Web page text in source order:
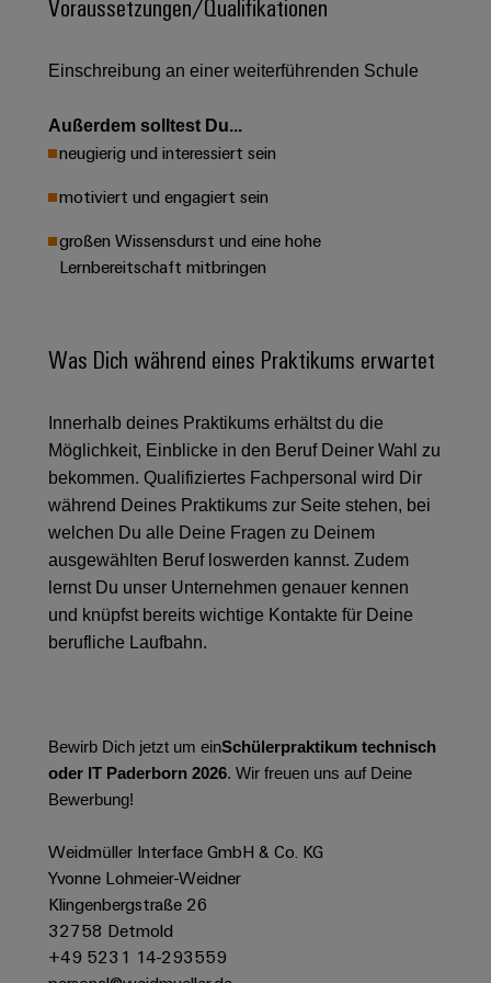
Verbindungslösungen
Energieerzeugung
Zukunftssicherheit
bewährte
Maschinenbau
der
Fabrikautomation
Öl
&
Gas
Sicherer
Betrieb
mit
vernetzten
Lösungen
Photovoltaik
Mehr
Ressourceneffizienz
durch
Schaltschrankbau
Lösungen
für
die
Herausforderungen
im
Systeme
Lösungen
Dezentrale
Automatisierung
Energiemanagement-
Lösungen
IIoT
Software
Industrial
Analytics
Industrial
Automation
Industrial
IoT
Industrial
Service
Platform
easyConnect
EZA-
Regler
Gerätehersteller
Blitz-
Überspannungsschutz
PV
Generatoranschlusskasten
Feldbusverteiler
&
Steuerungen
I/O-
Systeme
Industrial
Ethernet
Touch-
und
Visualisierungstools
Energiemessung
und
Smart
Metering
Weidmüller
Industrial
Technischer
Umweltbezogene
Engineering
Daten
Technische
Produktkataloge
Ersatzteile
Trainings
und
Webinare
PSIRT
Digitale
Bestellmöglichkeiten
Schnittstelle
EDI-
Schnittstelle
ALLE
SERVICES
Partner
IIoT
and
Netzwerk
IIoT
and
Automation
Solution
Partner
finden
Solution
Partner
Messen
&
Globale
Messen
&
Events
Ausbildungs-
Studienplätze
Veranstaltungen
Aktuelle
für
Stellenbörse
Chancen in der
Einschreibung an einer weiterführenden Schule
Außerdem solltest Du...
neugierig und interessiert sein
motiviert und engagiert sein
großen Wissensdurst und eine hohe
Lernbereitschaft mitbringen
Was Dich während eines Praktikums erwartet
Innerhalb deines Praktikums erhältst du die
Möglichkeit, Einblicke in den Beruf Deiner Wahl zu
bekommen. Qualifiziertes Fachpersonal wird Dir
während Deines Praktikums zur Seite stehen, bei
welchen Du alle Deine Fragen zu Deinem
ausgewählten Beruf loswerden kannst. Zudem
lernst Du unser Unternehmen genauer kennen
und knüpfst bereits wichtige Kontakte für Deine
berufliche Laufbahn.
Bewirb Dich jetzt um einSchülerpraktikum technisch
oder IT Paderborn 2026. Wir freuen uns auf Deine
Bewerbung!
Weidmüller Interface GmbH & Co. KG
Yvonne Lohmeier-Weidner
Klingenbergstraße 26
32758 Detmold
+49 5231 14-293559